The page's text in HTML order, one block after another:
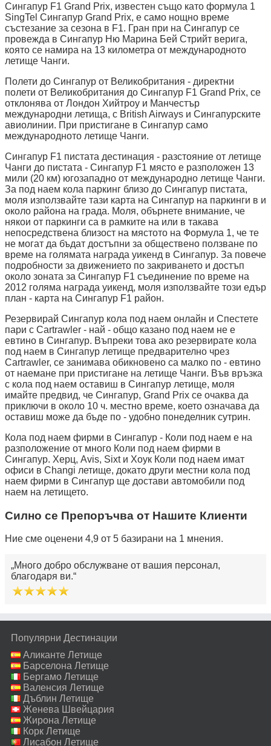
Сингапур F1 Grand Prix, известен също като формула 1
SingTel Сингапур Grand Prix, е само нощно време
състезание за сезона в F1. Гран при на Сингапур се
провежда в Сингапур Ню Марина Бей Стрийт верига,
която се намира на 13 километра от международното
летище Чанги.
Полети до Сингапур от Великобритания - директни
полети от Великобритания до Сингапур F1 Grand Prix, се
отклонява от Лондон Хийтроу и Манчестър
международни летища, с British Airways и Сингапурските
авиолинии. При пристигане в Сингапур само
международното летище Чанги.
Сингапур F1 пистата дестинация - разстояние от летище
Чанги до пистата - Сингапур F1 място е разположен 13
мили (20 км) югозападно от международно летище Чанги.
За под наем кола паркинг близо до Сингапур пистата,
моля използвайте тази карта на Сингапур на паркинги в и
около района на града. Моля, обърнете внимание, че
някои от паркинги са в рамките на или в такава
непосредствена близост на мястото на Формула 1, че те
не могат да бъдат достъпни за обществено ползване по
време на голямата награда уикенд в Сингапур. За повече
подробности за движението по закриването и достъп
около зоната за Сингапур F1 съединение по време на
2012 голяма награда уикенд, моля използвайте този едър
план - карта на Сингапур F1 район.
Резервирай Сингапур кола под наем онлайн и Спестете
пари с Cartrawler - най - общо казано под наем не е
евтино в Сингапур. Въпреки това ако резервирате кола
под наем в Сингапур летище предварително чрез
Cartrawler, се занимава обикновено са малко по - евтино
от наемане при пристигане на летище Чанги. Във връзка
с кола под наем оставиш в Сингапур летище, моля
имайте предвид, че Сингапур, Grand Prix се очаква да
приключи в около 10 ч. местно време, което означава да
оставиш може да бъде по - удобно понеделник сутрин.
Кола под наем фирми в Сингапур - Коли под наем е на
разположение от много Коли под наем фирми в
Сингапур. Херц, Avis, Sixt и Хоук Коли под наем имат
офиси в Changi летище, докато други местни кола под
наем фирми в Сингапур ще достави автомобили под
наем на летището.
Силно се Препоръчва от Нашите Клиенти
Ние сме оценени 4,9 от 5 базирани на 1 мнения.
Много добро обслужване от вашия персонал,
благодаря ви.
Популярни Дестинации
Аликанте Летище
Барселона Летище
Бергамо Летище
Валенсия Летище
Дъблин Летище
Женева Швейцария
Летище
Жирона Летище
Корк Летище
Лисабон Летище